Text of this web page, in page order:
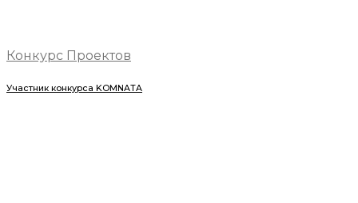
Конкурс Проектов
Участник конкурса KOMNATA